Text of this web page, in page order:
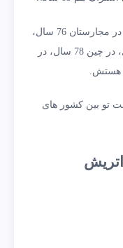
اما امید به زندگی در انگلستان 80 سال، در مجارستان 76 سال،
در فرانسته 82 سال، در بلاروس 73 سال، در چین 78 سال، در
تو بین کشور های